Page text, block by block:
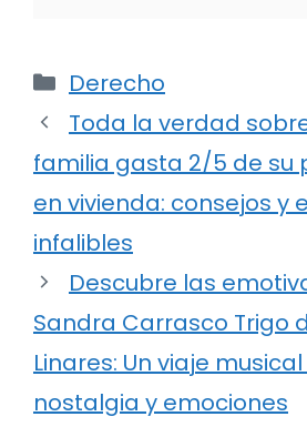
Categorías
Derecho
Toda la verdad
familia gasta 2/5 de su
en vivienda: consejos y
infalibles
Descubre las
Sandra Carrasco Trigo
Linares: Un viaje
nostalgia y emociones